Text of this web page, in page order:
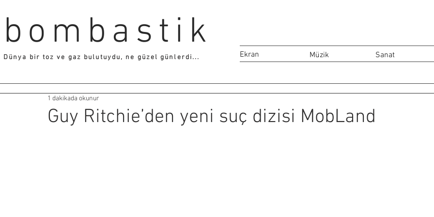
bombastik
Dünya bir toz ve gaz bulutuydu, ne güzel günlerdi... Ekran Müzik Sanat
Guy Ritchie’den yeni suç dizisi MobLand
1 dakikada okunur